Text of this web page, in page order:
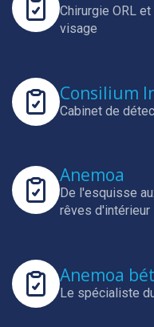
Chirurgie ORL
visage
Consilium
Cabinet de
Anemoa
De l'esquisse
rêves d'intérieur
Anemoa
Le spécialiste